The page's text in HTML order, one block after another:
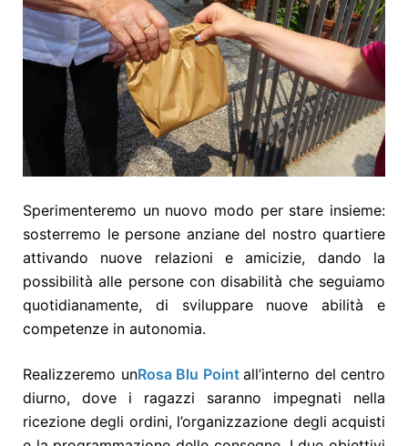
Sperimenteremo un nuovo modo per stare insieme:
sosterremo le persone anziane del nostro quartiere
attivando nuove relazioni e amicizie, dando la
possibilità alle persone con disabilità che seguiamo
quotidianamente, di sviluppare nuove abilità e
competenze in autonomia.
Realizzeremo unRosa Blu Point all’interno del centro
diurno, dove i ragazzi saranno impegnati nella
ricezione degli ordini, l’organizzazione degli acquisti